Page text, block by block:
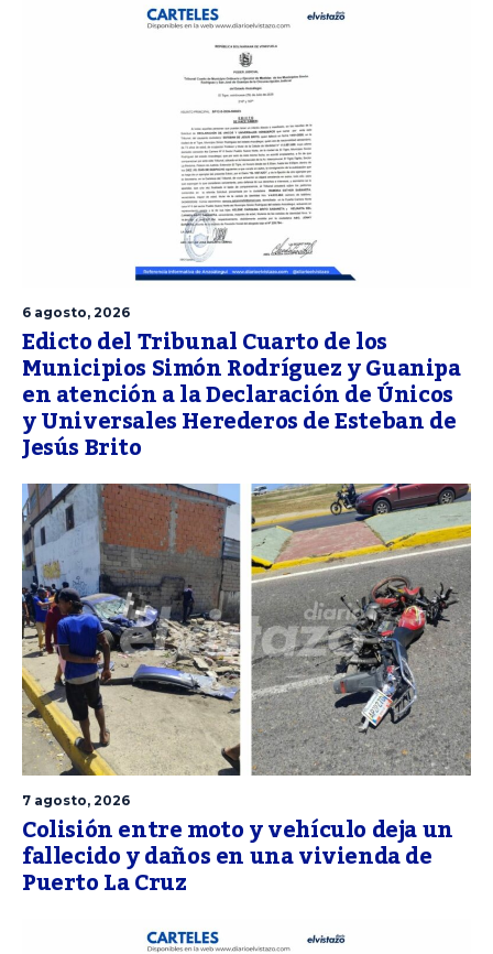
6 agosto, 2026
Edicto del Tribunal Cuarto de los
Municipios Simón Rodríguez y Guanipa
en atención a la Declaración de Únicos
y Universales Herederos de Esteban de
Jesús Brito
7 agosto, 2026
Colisión entre moto y vehículo deja un
fallecido y daños en una vivienda de
Puerto La Cruz